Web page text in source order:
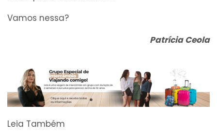
Vamos nessa?
Patrícia Ceola
Leia Também